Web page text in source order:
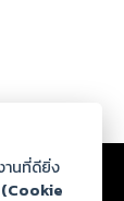
านที่ดียิ่ง